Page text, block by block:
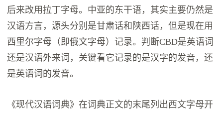
后来改用拉丁字母。中亚的东干语，其实主要仍然是
汉语方言，源头分别是甘肃话和陕西话，但是现在用
西里尔字母（即俄文字母）记录。判断CBD是英语词
还是汉语外来词，关键看它记录的是汉字的发音，还
是英语词的发音。
《现代汉语词典》在词典正文的末尾列出西文字母开